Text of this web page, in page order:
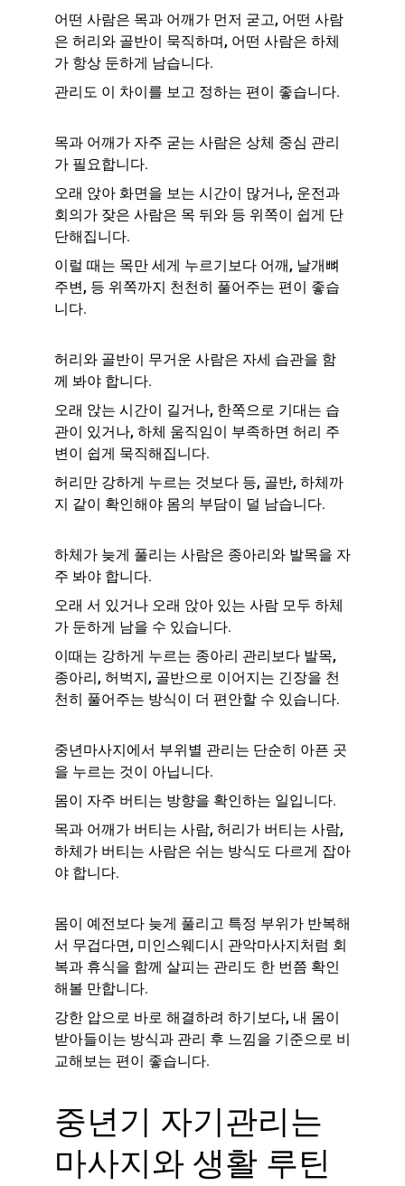
어떤 사람은 목과 어깨가 먼저 굳고, 어떤 사람
은 허리와 골반이 묵직하며, 어떤 사람은 하체
가 항상 둔하게 남습니다.
관리도 이 차이를 보고 정하는 편이 좋습니다.
목과 어깨가 자주 굳는 사람은 상체 중심 관리
가 필요합니다.
오래 앉아 화면을 보는 시간이 많거나, 운전과
회의가 잦은 사람은 목 뒤와 등 위쪽이 쉽게 단
단해집니다.
이럴 때는 목만 세게 누르기보다 어깨, 날개뼈
주변, 등 위쪽까지 천천히 풀어주는 편이 좋습
니다.
허리와 골반이 무거운 사람은 자세 습관을 함
께 봐야 합니다.
오래 앉는 시간이 길거나, 한쪽으로 기대는 습
관이 있거나, 하체 움직임이 부족하면 허리 주
변이 쉽게 묵직해집니다.
허리만 강하게 누르는 것보다 등, 골반, 하체까
지 같이 확인해야 몸의 부담이 덜 남습니다.
하체가 늦게 풀리는 사람은 종아리와 발목을 자
주 봐야 합니다.
오래 서 있거나 오래 앉아 있는 사람 모두 하체
가 둔하게 남을 수 있습니다.
이때는 강하게 누르는 종아리 관리보다 발목,
종아리, 허벅지, 골반으로 이어지는 긴장을 천
천히 풀어주는 방식이 더 편안할 수 있습니다.
중년마사지에서 부위별 관리는 단순히 아픈 곳
을 누르는 것이 아닙니다.
몸이 자주 버티는 방향을 확인하는 일입니다.
목과 어깨가 버티는 사람, 허리가 버티는 사람,
하체가 버티는 사람은 쉬는 방식도 다르게 잡아
야 합니다.
몸이 예전보다 늦게 풀리고 특정 부위가 반복해
서 무겁다면, 미인스웨디시 관악마사지처럼 회
복과 휴식을 함께 살피는 관리도 한 번쯤 확인
해볼 만합니다.
강한 압으로 바로 해결하려 하기보다, 내 몸이
받아들이는 방식과 관리 후 느낌을 기준으로 비
교해보는 편이 좋습니다.
중년기 자기관리는
마사지와 생활 루틴